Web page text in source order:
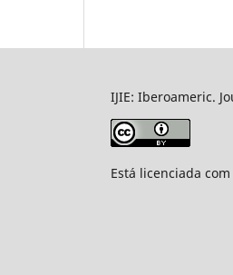
IJIE: Iberoameric.
Está licenciada